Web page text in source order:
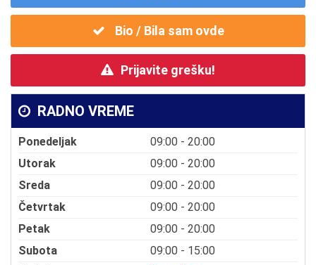
Bio / Bila sam ovde
Prijavite grešku!
RADNO VREME
Ponedeljak
09:00 - 20:00
Utorak
09:00 - 20:00
Sreda
09:00 - 20:00
Četvrtak
09:00 - 20:00
Petak
09:00 - 20:00
Subota
09:00 - 15:00